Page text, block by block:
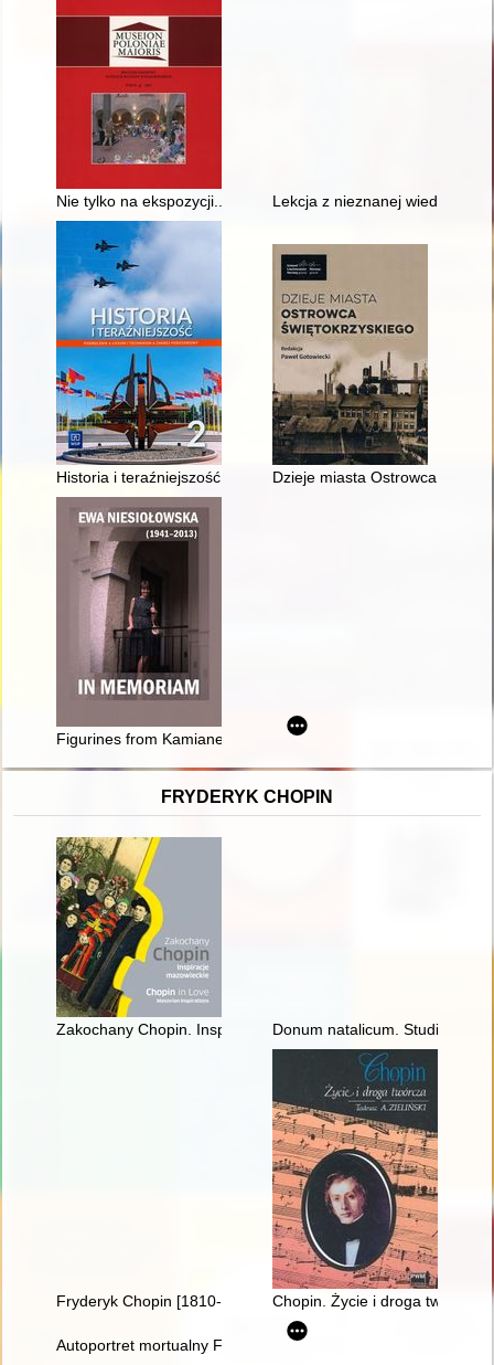
Nie tylko na ekspozycji... : o edukacyjnej działalności
Lekcja z nieznanej wiedzy :
Historia i teraźniejszość 2 : podręcznik : liceum i technikum :
Dzieje miasta Ostrowca
Figurines from Kamianets-Podilskyi (Tatarysky) = Figurki z
FRYDERYK CHOPIN
Zakochany Chopin. Inspiracje mazowieckie. Chopin in love.
Donum natalicum. Studia
Fryderyk Chopin [1810-1849] i jego muzykaChopin. Życie i droga twórcza
Autoportret mortualny Fryderyka Chopina. Próba analizy